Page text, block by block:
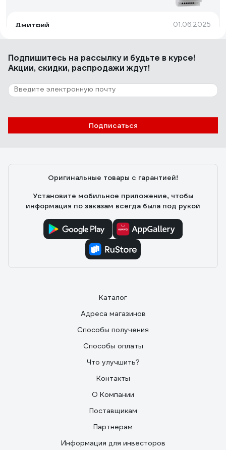
Дмитрий 01.06.2025
Точность, простота
9 отзывов
Отзыв о температурном реле Реле и
Автоматика ТР-79М A8223-34129696
майзенберг леонид
Подпишитесь на рассылкуи будьте в курсе!
Акции, скидки, распродажи ждут!
Подписаться
Оригинальные товары с гарантией!
Установите мобильное приложение, чтобы
информация по заказам всегда была под рукой
Каталог
Адреса магазинов
Способы получения
Способы оплаты
Что улучшить?
Контакты
О Компании
Поставщикам
Партнерам
Информация для инвесторов